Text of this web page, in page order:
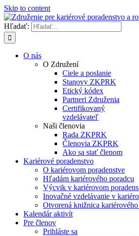
Skip to content
Hľadať:
O nás
O Združení
Ciele a poslanie
Stanovy ZKPRK
Etický kódex
Partneri Združenia
Certifikovaný
vzdelávateľ
Naši členovia
Rada ZKPRK
Členovia ZKPRK
Ako sa stať členom
Kariérové poradenstvo
O kariérovom poradenstve
Hľadám kariérového poradcu
Výcvik v kariérovom
Inovačné vzdelávanie v
Otvorená knižnica kariérového
Kalendár aktivít
Pre členov
Prihláste sa